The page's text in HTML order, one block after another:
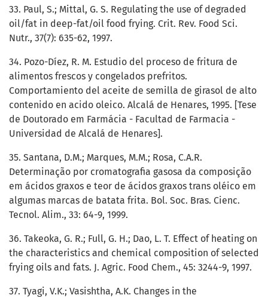
33. Paul, S.; Mittal, G. S. Regulating the use of degraded
oil/fat in deep-fat/oil food frying. Crit. Rev. Food Sci.
Nutr., 37(7): 635-62, 1997.
34. Pozo-Díez, R. M. Estudio del proceso de fritura de
alimentos frescos y congelados prefritos.
Comportamiento del aceite de semilla de girasol de alto
contenido en acido oleico. Alcalá de Henares, 1995. [Tese
de Doutorado em Farmácia - Facultad de Farmacia -
Universidad de Alcalá de Henares].
35. Santana, D.M.; Marques, M.M.; Rosa, C.A.R.
Determinação por cromatografia gasosa da composição
em ácidos graxos e teor de ácidos graxos trans oléico em
algumas marcas de batata frita. Bol. Soc. Bras. Cienc.
Tecnol. Alim., 33: 64-9, 1999.
36. Takeoka, G. R.; Full, G. H.; Dao, L. T. Effect of heating on
the characteristics and chemical composition of selected
frying oils and fats. J. Agric. Food Chem., 45: 3244-9, 1997.
37. Tyagi, V.K.; Vasishtha, A.K. Changes in the